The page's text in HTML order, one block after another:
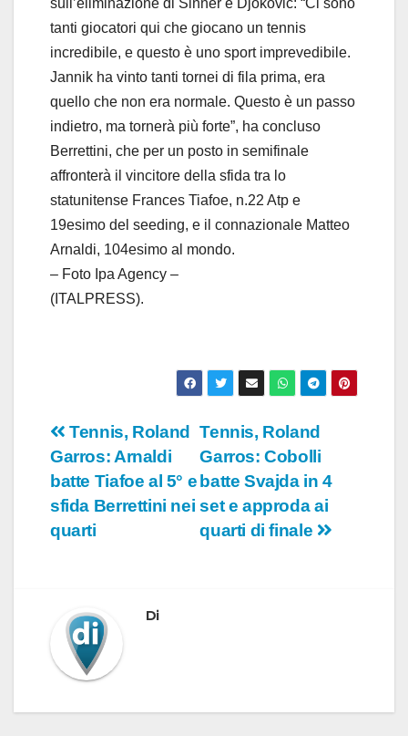
tanti giocatori qui che giocano un tennis
incredibile, e questo è uno sport imprevedibile.
Jannik ha vinto tanti tornei di fila prima, era
quello che non era normale. Questo è un passo
indietro, ma tornerà più forte”, ha concluso
Berrettini, che per un posto in semifinale
affronterà il vincitore della sfida tra lo
statunitense Frances Tiafoe, n.22 Atp e
19esimo del seeding, e il connazionale Matteo
Arnaldi, 104esimo al mondo.
– Foto Ipa Agency –
(ITALPRESS).
Navigazione
articoli
Tennis, Roland
Garros: Cobolli
batte Svajda in 4
set e approda ai
quarti di finale
Tennis, Roland
Garros: Arnaldi
batte Tiafoe al 5° e
sfida Berrettini nei
quarti
Di